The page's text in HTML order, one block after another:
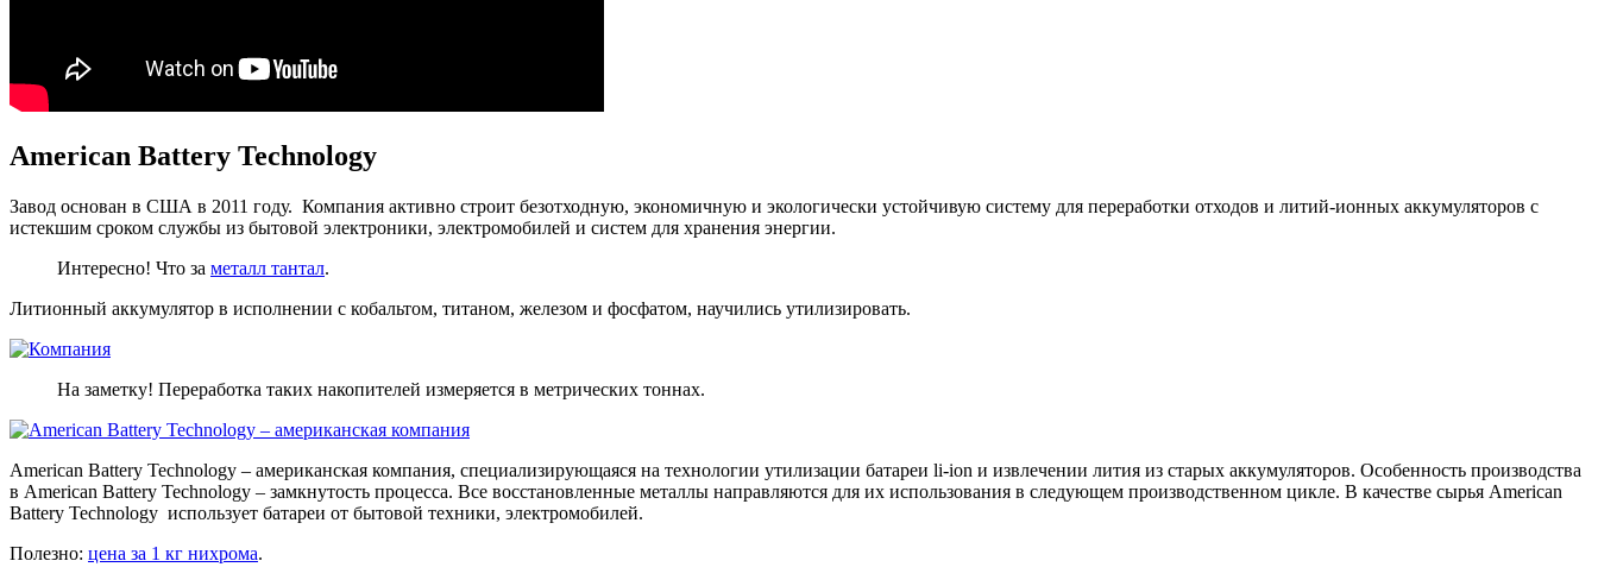
American Battery Technology
Завод основан в США в 2011 году. Компания активно строит безотходную, экономичную и экологически устойчивую систему для переработки отходов и литий-ионных аккумуляторов с
истекшим сроком службы из бытовой электроники, электромобилей и систем для хранения энергии.
Интересно! Что за металл тантал.
Литионный аккумулятор в исполнении с кобальтом, титаном, железом и фосфатом, научились утилизировать.
На заметку! Переработка таких накопителей измеряется в метрических тоннах.
American Battery Technology – американская компания, специализирующаяся на технологии утилизации батареи li-ion и извлечении лития из старых аккумуляторов. Особенность производства
в American Battery Technology – замкнутость процесса. Все восстановленные металлы направляются для их использования в следующем производственном цикле. В качестве сырья American
Battery Technology использует батареи от бытовой техники, электромобилей.
Полезно: цена за 1 кг нихрома.